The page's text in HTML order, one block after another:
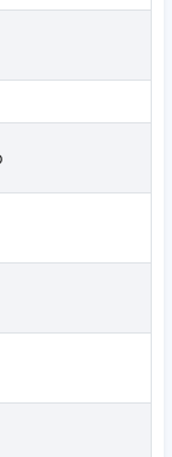
bằng với mức
tháng cho gia
Cooling